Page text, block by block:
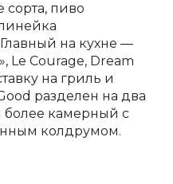
пиво
на кухне —
Le Courage, Dream
на гриль и
разделен на два
более камерный с
колдрумом.